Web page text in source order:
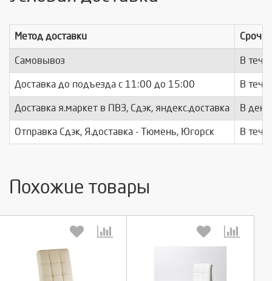
Метод доставки
Самовывоз В
Доставка до подъезда c 11:00 до 15:00 В
Доставка я.маркет в ПВЗ, Сдэк, яндекс.доставка В день
Отправка Сдэк, Я.доставка - Тюмень, Югорск В
Похожие товары